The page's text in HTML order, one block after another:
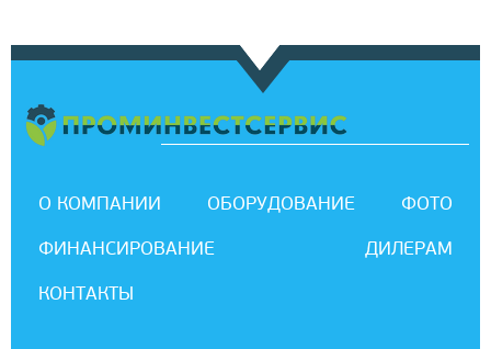
О КОМПАНИИ ОБОРУДОВАНИЕ
ФОТО
ФИНАНСИРОВАНИЕ
ДИЛЕРАМ
КОНТАКТЫ